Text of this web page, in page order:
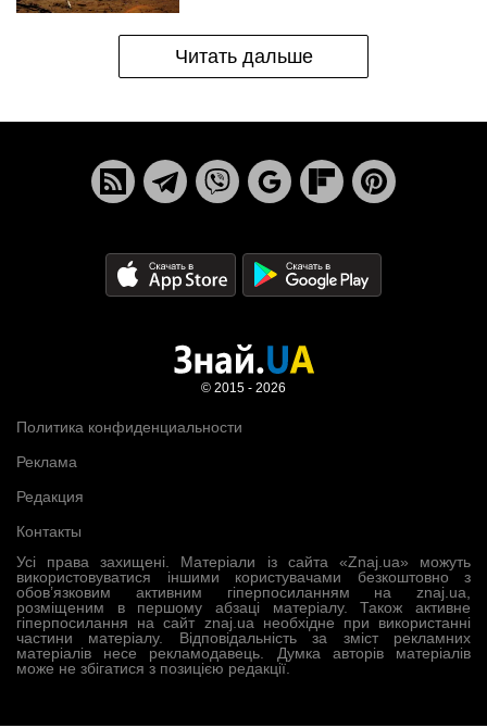
Читать дальше
Усі права захищені. Матеріали із сайта «Znaj.ua» можуть
використовуватися іншими користувачами безкоштовно з
обов’язковим активним гіперпосиланням на znaj.ua,
розміщеним в першому абзаці матеріалу. Також активне
гіперпосилання на сайт znaj.ua необхідне при використанні
частини матеріалу. Відповідальність за зміст рекламних
матеріалів несе рекламодавець. Думка авторів матеріалів
може не збігатися з позицією редакції.
Политика конфиденциальности
Реклама
Редакция
Контакты
© 2015 - 2026